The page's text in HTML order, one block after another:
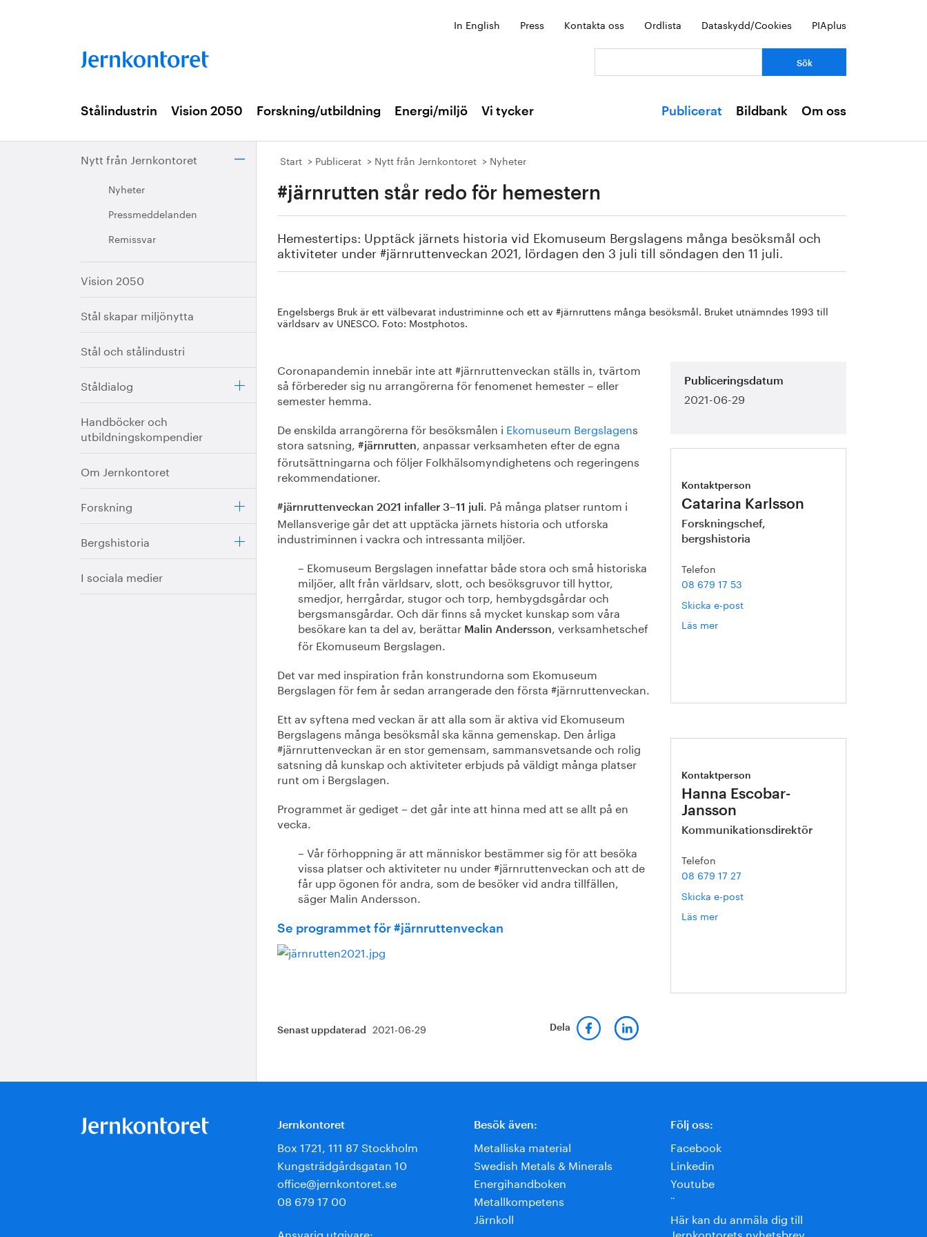
In English Press Kontakta oss Ordlista Dataskydd/Cookies PIAplus
Stålindustrin Vision 2050 Forskning/utbildning Energi/miljö Vi tycker Publicerat Bildbank Om oss
Nytt från Jernkontoret
Nyheter
Pressmeddelanden
Remissvar
Vision 2050
Stål skapar miljönytta
Stål och stålindustri
Ståldialog
Handböcker och
utbildningskompendier
Om Jernkontoret
Forskning
Bergshistoria
I sociala medier
Start Publicerat Nytt från Jernkontoret Nyheter
#järnrutten står redo för hemestern
Hemestertips: Upptäck järnets historia vid Ekomuseum Bergslagens många besöksmål och
aktiviteter under #järnruttenveckan 2021, lördagen den 3 juli till söndagen den 11 juli.
Engelsbergs Bruk är ett välbevarat industriminne och ett av #järnruttens många besöksmål. Bruket utnämndes 1993 till
världsarv av UNESCO. Foto: Mostphotos.
Coronapandemin innebär inte att #järnruttenveckan ställs in, tvärtom
så förbereder sig nu arrangörerna för fenomenet hemester – eller
semester hemma.
De enskilda arrangörerna för besöksmålen i Ekomuseum Bergslagens
stora satsning, #järnrutten, anpassar verksamheten efter de egna
förutsättningarna och följer Folkhälsomyndighetens och regeringens
rekommendationer.
#järnruttenveckan 2021 infaller 3–11 juli. På många platser runtom i
Mellansverige går det att upptäcka järnets historia och utforska
industriminnen i vackra och intressanta miljöer.
– Ekomuseum Bergslagen innefattar både stora och små historiska
miljöer, allt från världsarv, slott, och besöksgruvor till hyttor,
smedjor, herrgårdar, stugor och torp, hembygdsgårdar och
bergsmansgårdar. Och där finns så mycket kunskap som våra
besökare kan ta del av, berättar Malin Andersson, verksamhetschef
för Ekomuseum Bergslagen.
Det var med inspiration från konstrundorna som Ekomuseum
Bergslagen för fem år sedan arrangerade den första #järnruttenveckan.
Ett av syftena med veckan är att alla som är aktiva vid Ekomuseum
Bergslagens många besöksmål ska känna gemenskap. Den årliga
#järnruttenveckan är en stor gemensam, sammansvetsande och rolig
satsning då kunskap och aktiviteter erbjuds på väldigt många platser
runt om i Bergslagen.
Programmet är gediget – det går inte att hinna med att se allt på en
vecka.
– Vår förhoppning är att människor bestämmer sig för att besöka
vissa platser och aktiviteter nu under #järnruttenveckan och att de
får upp ögonen för andra, som de besöker vid andra tillfällen,
säger Malin Andersson.
Se programmet för #järnruttenveckan
Senast uppdaterad 2021-06-29 Dela
Publiceringsdatum
2021-06-29
Kontaktperson
Catarina Karlsson
Forskningschef,
bergshistoria
Telefon
08 679 17 53
Skicka e-post
Läs mer
Kontaktperson
Hanna Escobar-
Jansson
Kommunikationsdirektör
Telefon
08 679 17 27
Skicka e-post
Läs mer
Jernkontoret
Box 1721, 111 87 Stockholm
Kungsträdgårdsgatan 10
office@jernkontoret.se
08 679 17 00
Ansvarig utgivare:
Besök även:
Metalliska material
Swedish Metals & Minerals
Energihandboken
Metallkompetens
Järnkoll
Följ oss:
Facebook
Linkedin
Youtube
¨
Här kan du anmäla dig till
Jernkontorets nyhetsbrev